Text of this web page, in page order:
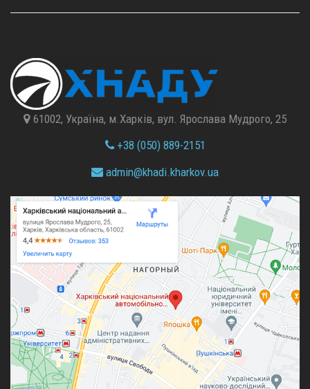
61002, Україна, м.Харків, вул. Ярослава Мудрого, 25
+38 (050) 889-2151
admin@khadi.kharkov.ua